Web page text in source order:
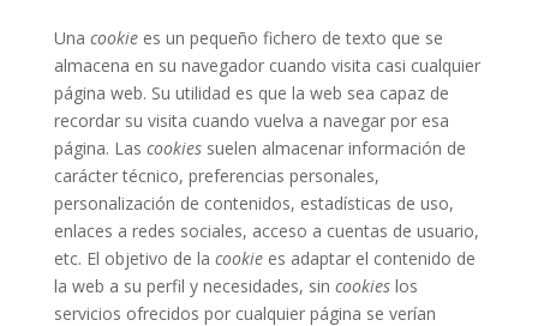
Una cookiees un pequeño fichero de texto que se
almacena en su navegador cuando visita casi cualquier
página web. Su utilidad es que la web sea capaz de
recordar su visita cuando vuelva a navegar por esa
página. Las cookiessuelen almacenar información de
carácter técnico, preferencias personales,
personalización de contenidos, estadísticas de uso,
enlaces a redes sociales, acceso a cuentas de usuario,
etc. El objetivo de la cookiees adaptar el contenido de
la web a su perfil y necesidades, sin cookieslos
servicios ofrecidos por cualquier página se verían